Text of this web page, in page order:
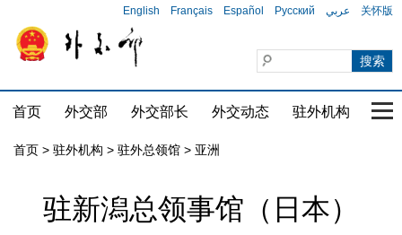
English Français Español Русский عربي 关怀版
首页 外交部 外交部长 外交动态 驻外机构 国
首页 > 驻外机构 > 驻外总领馆 > 亚洲
驻新潟总领事馆（日本）